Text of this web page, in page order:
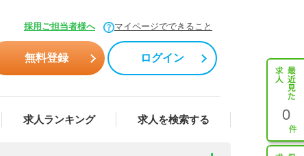
採用ご担当者様へ マイページでできること
無料登録 ログイン
求人ランキング 求人を検索する 0